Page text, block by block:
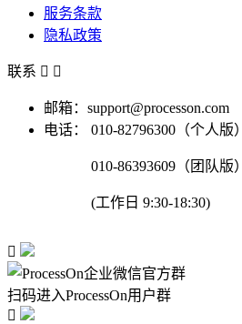
服务条款
隐私政策
联系  
邮箱：support@processon.com
电话：
010-82796300（个人版）
010-86393609（团队版）
(工作日 9:30-18:30)

扫码进入ProcessOn用户群
